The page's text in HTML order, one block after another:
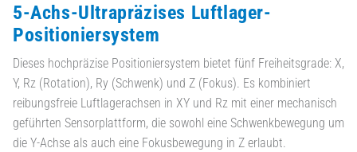
5-Achs-Ultrapräzises Luftlager-
Positioniersystem
Dieses hochpräzise Positioniersystem bietet fünf Freiheitsgrade: X,
Y, Rz (Rotation), Ry (Schwenk) und Z (Fokus). Es kombiniert
reibungsfreie Luftlagerachsen in XY und Rz mit einer mechanisch
geführten Sensorplattform, die sowohl eine Schwenkbewegung um
die Y-Achse als auch eine Fokusbewegung in Z erlaubt.